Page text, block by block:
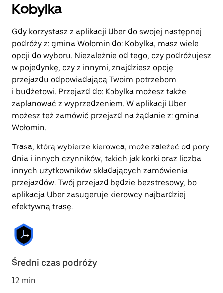
Kobylka
Gdy korzystasz z aplikacji Uber do swojej następnej
podróży z: gmina Wołomin do: Kobylka, masz wiele
opcji do wyboru. Niezależnie od tego, czy podróżujesz
w pojedynkę, czy z innymi, znajdziesz opcję
przejazdu odpowiadającą Twoim potrzebom
i budżetowi. Przejazd do: Kobylka możesz także
zaplanować z wyprzedzeniem. W aplikacji Uber
możesz też zamówić przejazd na żądanie z: gmina
Wołomin.
Trasa, którą wybierze kierowca, może zależeć od pory
dnia i innych czynników, takich jak korki oraz liczba
innych użytkowników składających zamówienia
przejazdów. Twój przejazd będzie bezstresowy, bo
aplikacja Uber zasugeruje kierowcy najbardziej
efektywną trasę.
Średni czas podróży
12 min